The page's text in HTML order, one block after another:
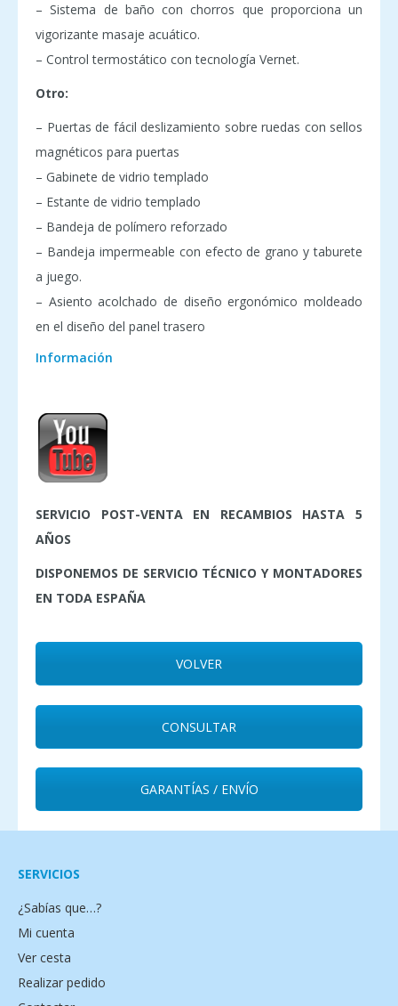
– Sistema de baño con chorros que proporciona un
vigorizante masaje acuático.
– Control termostático con tecnología Vernet.
Otro:
– Puertas de fácil deslizamiento sobre ruedas con sellos
magnéticos para puertas
– Gabinete de vidrio templado
– Estante de vidrio templado
– Bandeja de polímero reforzado
– Bandeja impermeable con efecto de grano y taburete
a juego.
– Asiento acolchado de diseño ergonómico moldeado
en el diseño del panel trasero
Información
SERVICIO POST-VENTA EN RECAMBIOS HASTA 5
AÑOS
DISPONEMOS DE SERVICIO TÉCNICO Y MONTADORES
EN TODA ESPAÑA
VOLVER
CONSULTAR
GARANTÍAS / ENVÍO
SERVICIOS
¿Sabías que…?
Mi cuenta
Ver cesta
Realizar pedido